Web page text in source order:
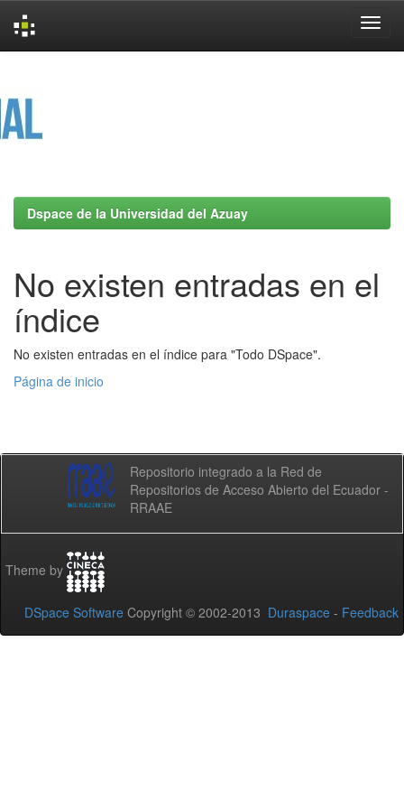
Dspace de la Universidad del Azuay
No existen entradas en el
índice
No existen entradas en el índice para "Todo DSpace".
Página de inicio
Repositorio integrado a la Red de
Repositorios de Acceso Abierto del Ecuador -
RRAAE
Theme by
DSpace Software Copyright © 2002-2013 Duraspace - Feedback